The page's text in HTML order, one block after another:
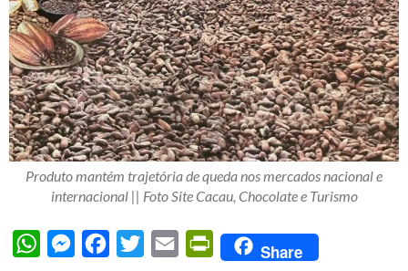
Produto mantém trajetória de queda nos mercados nacional e
internacional || Foto Site Cacau, Chocolate e Turismo
WhatsAppMessengerFacebook
Twitter Email PrintFriendly
Share